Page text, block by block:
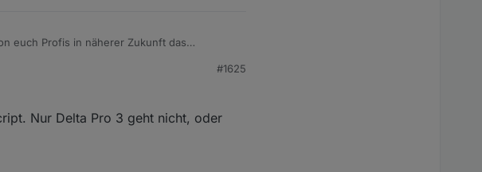
euch Profis in näherer Zukunft das
und ich hoffe noch drumherum zu
#1625
Nur Delta Pro 3 geht nicht, oder